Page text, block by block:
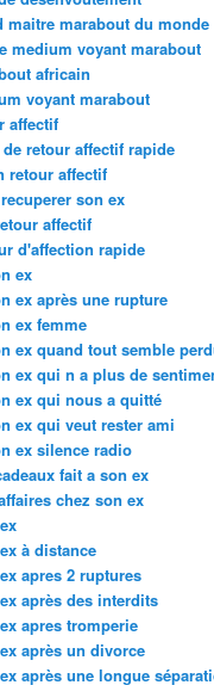
maitre marabout du monde
medium voyant marabout
africain
voyant marabout
affectif
retour affectif rapide
retour affectif
son ex
affectif
d'affection rapide
ex
ex après une rupture
ex femme
ex quand tout semble
ex qui n a plus de
ex qui nous a quitté
ex qui veut rester ami
ex silence radio
fait a son ex
chez son ex
à distance
apres 2 ruptures
après des interdits
apres tromperie
après un divorce
après une longue